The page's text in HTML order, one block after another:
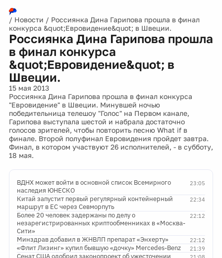
/ Новости / Россиянка Дина Гарипова прошла в финал
конкурса &quot;Евровидение&quot; в Швеции.
Россиянка Дина Гарипова прошла
в финал конкурса
&quot;Евровидение&quot; в
Швеции.
15 мая 2013
Россиянка Дина Гарипова прошла в финал конкурса
"Евровидение" в Швеции. Минувшей ночью
победительница телешоу "Голос" на Первом канале,
Гарипова выступала шестой и набрала достаточно
голосов зрителей, чтобы повторить песню What if в
финале. Второй полуфинал Евровидения пройдет завтра.
Финал, в котором участвуют 26 исполнителей, - в субботу,
18 мая.
23:05
ВДНХ может войти в основной список Всемирного
наследия ЮНЕСКО
22:34
Китай запустит первый регулярный контейнерный
маршрут в ЕС через Севморпуть
22:12
Более 20 человек задержаны по делу о
незарегистрированных криптообменниках в «Москва-
Сити»
22:12
Минздрав добавил в ЖНВЛП препарат «Энхерту»
21:39
«Флит Лизинг» купил бывшую «дочку» Mercedes-Benz